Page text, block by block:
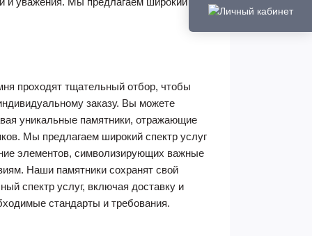
проходят тщательный отбор, чтобы
заказу. Вы можете
уникальные памятники, отражающие
Мы предлагаем широкий спектр услуг
элементов, символизирующих важные
Наши памятники сохранят свой
спектр услуг, включая доставку и
стандарты и требования.